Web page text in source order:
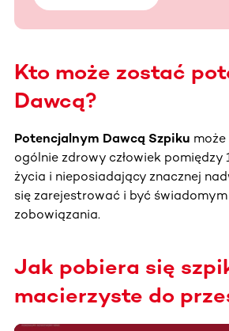
Kto może zostać
Dawcą?
Potencjalnym Dawcą Szpiku
ogólnie zdrowy człowiek pomiędzy
życia i nieposiadający znacznej
się zarejestrować i być
zobowiązania.
Jak pobiera się
macierzyste do